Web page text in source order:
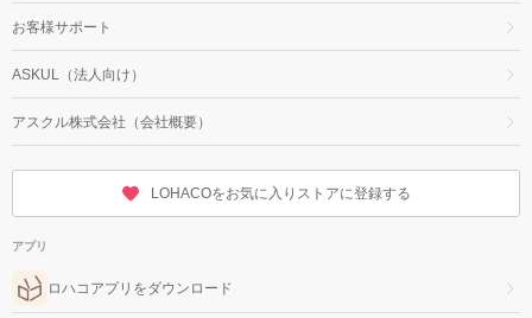
お客様サポート
ASKUL（法人向け）
アスクル株式会社（会社概要）
LOHACOをお気に入りストアに登録する
アプリ
ロハコアプリをダウンロード